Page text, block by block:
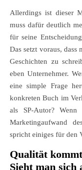
Allerdings ist dieser
muss dafür deutlich
für seine
Das setzt voraus, dass
Geschichten zu
eben Unternehmer.
eine simple Frage
konkreten Buch im
als SP-Autor?
Marketingaufwand
spricht einiges für den
Qualität
Sieht man sich